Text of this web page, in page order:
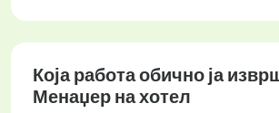
Која работа обично ја
Менаџер на хотел